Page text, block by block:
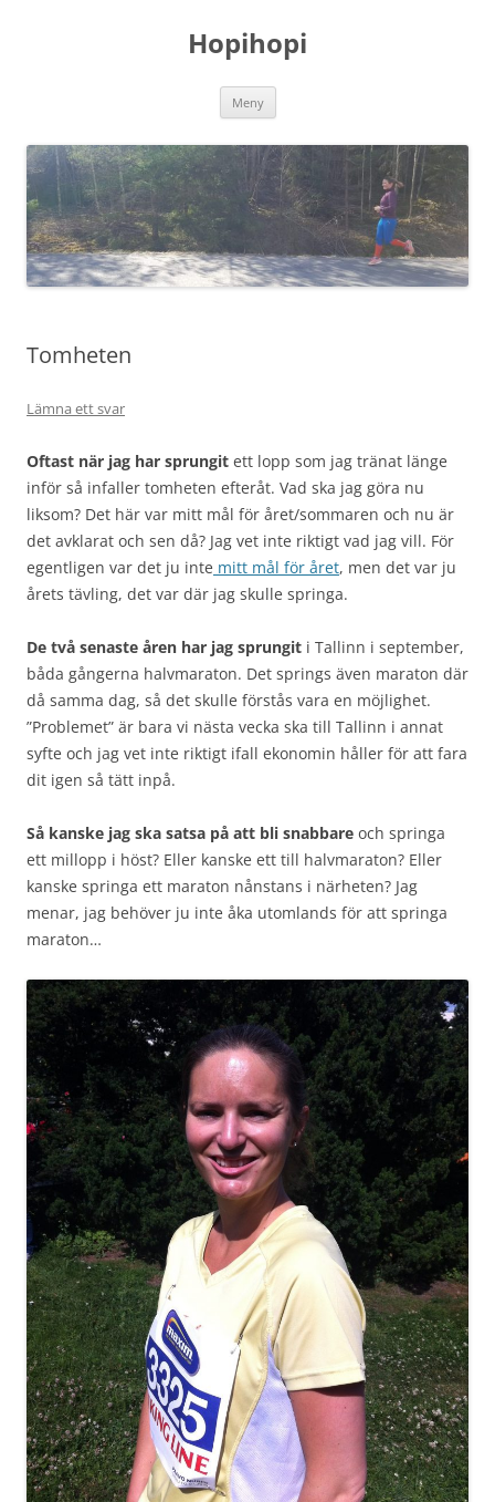
Hopihopi
Meny
Tomheten
Lämna ett svar
Oftast när jag har sprungit ett lopp som jag tränat länge
inför så infaller tomheten efteråt. Vad ska jag göra nu
liksom? Det här var mitt mål för året/sommaren och nu är
det avklarat och sen då? Jag vet inte riktigt vad jag vill. För
egentligen var det ju inte mitt mål för året, men det var ju
årets tävling, det var där jag skulle springa.
De två senaste åren har jag sprungit i Tallinn i september,
båda gångerna halvmaraton. Det springs även maraton där
då samma dag, så det skulle förstås vara en möjlighet.
”Problemet” är bara vi nästa vecka ska till Tallinn i annat
syfte och jag vet inte riktigt ifall ekonomin håller för att fara
dit igen så tätt inpå.
Så kanske jag ska satsa på att bli snabbare och springa
ett millopp i höst? Eller kanske ett till halvmaraton? Eller
kanske springa ett maraton nånstans i närheten? Jag
menar, jag behöver ju inte åka utomlands för att springa
maraton…